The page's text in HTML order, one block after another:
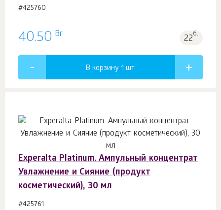
#425760
40.50 Br 22б.
В корзину 1 шт.
Experalta Platinum. Ампульный концентрат
Увлажнение и Сияние (продукт
косметический), 30 мл
#425761